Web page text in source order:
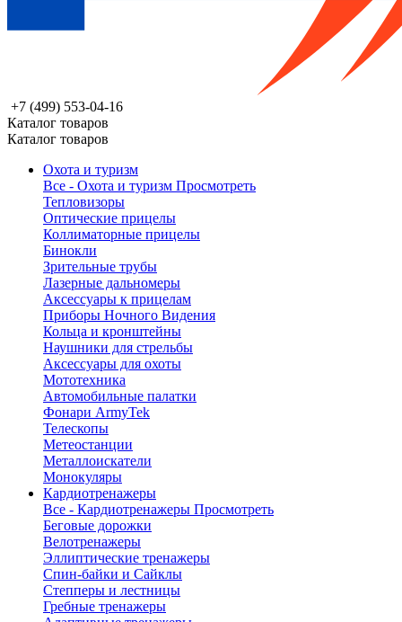
+7 (499) 553-04-16
Каталог товаров
Каталог товаров
Охота и туризм
Все - Охота и туризм Просмотреть
Тепловизоры
Оптические прицелы
Коллиматорные прицелы
Бинокли
Зрительные трубы
Лазерные дальномеры
Аксессуары к прицелам
Приборы Ночного Видения
Кольца и кронштейны
Наушники для стрельбы
Аксессуары для охоты
Мототехника
Автомобильные палатки
Фонари ArmyTek
Телескопы
Метеостанции
Металлоискатели
Монокуляры
Кардиотренажеры
Все - Кардиотренажеры Просмотреть
Беговые дорожки
Велотренажеры
Эллиптические тренажеры
Спин-байки и Сайклы
Степперы и лестницы
Гребные тренажеры